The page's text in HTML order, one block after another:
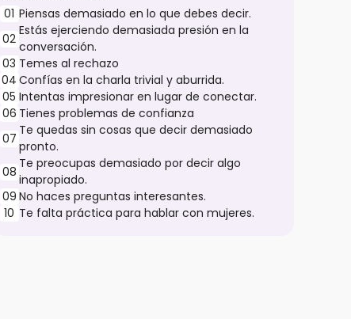
01 Piensas demasiado en lo que debes decir.
02
Estás ejerciendo demasiada presión en la
conversación.
03 Temes al rechazo
04 Confías en la charla trivial y aburrida.
05 Intentas impresionar en lugar de conectar.
06 Tienes problemas de confianza
07
Te quedas sin cosas que decir demasiado
pronto.
08
Te preocupas demasiado por decir algo
inapropiado.
09 No haces preguntas interesantes.
10 Te falta práctica para hablar con mujeres.